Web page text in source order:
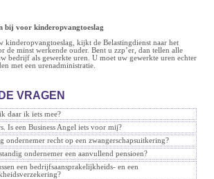
bij voor kinderopvangtoeslag
kinderopvangtoeslag, kijkt de Belastingdienst naar het
de minst werkende ouder. Bent u zzp’er, dan tellen alle
bedrijf als gewerkte uren. U moet uw gewerkte uren echter
met een urenadministratie.
VRAGEN
daar ik iets mee?
Is een Business Angel iets voor mij?
ondernemer recht op een zwangerschapsuitkering?
ondernemer een aanvullend pensioen?
een bedrijfsaansprakelijkheids- en een